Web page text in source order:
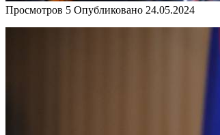
Просмотров 5 Опубликовано 24.05.2024